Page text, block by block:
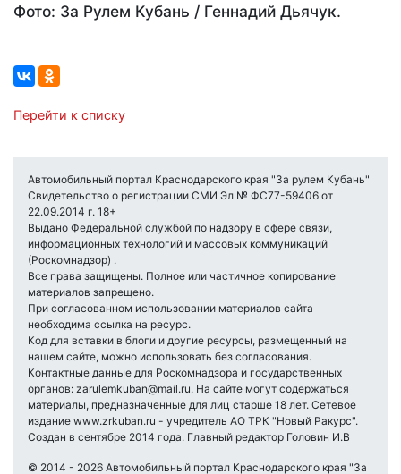
Фото: За Рулем Кубань / Геннадий Дьячук.
Перейти к списку
Автомобильный портал Краснодарского края "За рулем Кубань"
Свидетельство о регистрации СМИ Эл № ФС77-59406 от
22.09.2014 г. 18+
Выдано Федеральной службой по надзору в сфере связи,
информационных технологий и массовых коммуникаций
(Роскомнадзор) .
Все права защищены. Полное или частичное копирование
материалов запрещено.
При согласованном использовании материалов сайта
необходима ссылка на ресурс.
Код для вставки в блоги и другие ресурсы, размещенный на
нашем сайте, можно использовать без согласования.
Контактные данные для Роскомнадзора и государственных
органов: zarulemkuban@mail.ru. На сайте могут содержаться
материалы, предназначенные для лиц старше 18 лет. Сетевое
издание www.zrkuban.ru - учредитель АО ТРК "Новый Ракурс".
Создан в сентябре 2014 года. Главный редактор Головин И.В
© 2014 - 2026 Автомобильный портал Краснодарского края "За